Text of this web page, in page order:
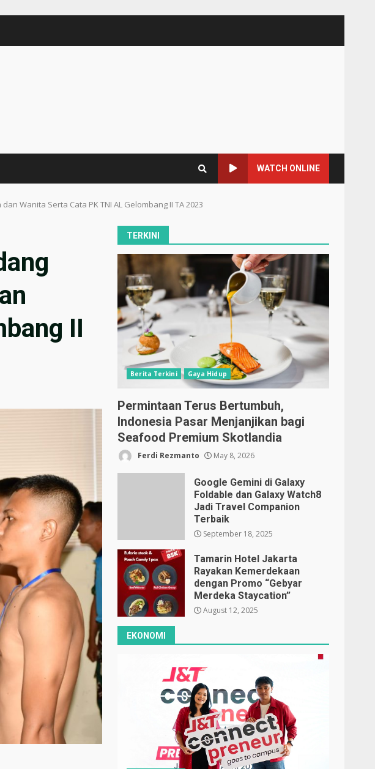
WATCH ONLINE
Wanita Serta Cata PK TNI AL Gelombang II TA 2023
II
TERKINI
Berita Terkini Gaya Hidup
Permintaan Terus Bertumbuh,
Indonesia Pasar Menjanjikan bagi
Seafood Premium Skotlandia
Ferdi Rezmanto May 8, 2026
Google Gemini di Galaxy
Foldable dan Galaxy Watch8
Jadi Travel Companion
Terbaik
September 18, 2025
Tamarin Hotel Jakarta
Rayakan Kemerdekaan
dengan Promo “Gebyar
Merdeka Staycation”
August 12, 2025
EKONOMI